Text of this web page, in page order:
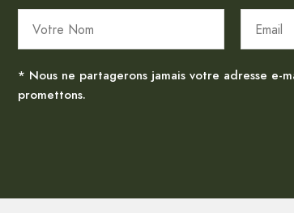
* Nous ne partagerons jamais votre adresse e-
promettons.